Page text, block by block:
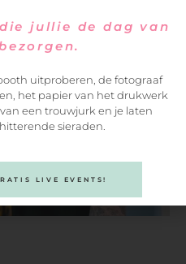
jullie de dag van
uitproberen, de fotograaf
het papier van het drukwerk
een trouwjurk en je laten
sieraden.
LIVE EVENTS!